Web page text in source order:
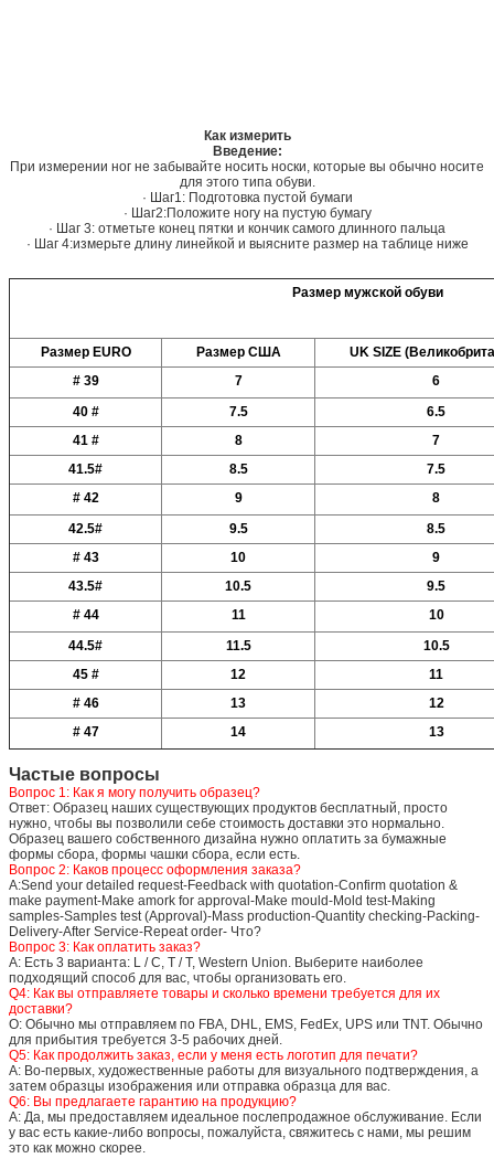
Как измерить
Введение:
При измерении ног не забывайте носить носки, которые вы обычно носите
для этого типа обуви.
· Шаг1: Подготовка пустой бумаги
· Шаг2:Положите ногу на пустую бумагу
· Шаг 3: отметьте конец пятки и кончик самого длинного пальца
· Шаг 4:измерьте длину линейкой и выясните размер на таблице ниже
Размер мужской обуви
Размер EURO Размер США
UK SIZE
# 39
7
6
40 #
7.5
6.5
41 #
8
7
41.5#
8.5
7.5
# 42
9
8
42.5#
9.5
8.5
# 43
10
9
43.5#
10.5
9.5
# 44
11
10
44.5#
11.5
10.5
45 #
12
11
# 46
13
12
# 47
14 13
Частые вопросы
Вопрос 1: Как я могу получить образец?
Ответ: Образец наших существующих продуктов бесплатный, просто
нужно, чтобы вы позволили себе стоимость доставки это нормально.
Образец вашего собственного дизайна нужно оплатить за бумажные
формы сбора, формы чашки сбора, если есть.
Вопрос 2: Каков процесс оформления заказа?
А:Send your detailed request-Feedback with quotation-Confirm quotation &
make payment-Make amork for approval-Make mould-Mold test-Making
samples-Samples test (Approval)-Mass production-Quantity checking-Packing-
Delivery-After Service-Repeat order- Что?
Вопрос 3: Как оплатить заказ?
A: Есть 3 варианта: L / C, T / T, Western Union. Выберите наиболее
подходящий способ для вас, чтобы организовать его.
Q4: Как вы отправляете товары и сколько времени требуется для их
доставки?
О: Обычно мы отправляем по FBA, DHL, EMS, FedEx, UPS или TNT. Обычно
для прибытия требуется 3-5 рабочих дней.
Q5: Как продолжить заказ, если у меня есть логотип для печати?
A: Во-первых, художественные работы для визуального подтверждения, а
затем образцы изображения или отправка образца для вас.
Q6: Вы предлагаете гарантию на продукцию?
A: Да, мы предоставляем идеальное послепродажное обслуживание. Если
у вас есть какие-либо вопросы, пожалуйста, свяжитесь с нами, мы решим
это как можно скорее.